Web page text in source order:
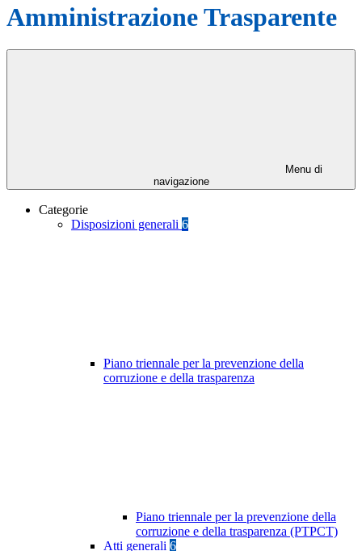
Amministrazione Trasparente
Menu di
navigazione
Categorie
Disposizioni generali 6
Piano triennale per la prevenzione della
corruzione e della trasparenza
Piano triennale per la prevenzione della
corruzione e della trasparenza (PTPCT)
Atti generali 6